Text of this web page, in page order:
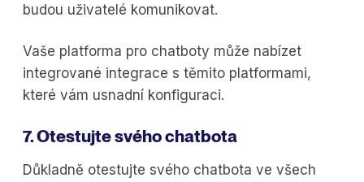
budou uživatelé komunikovat.
Vaše platforma pro chatboty může nabízet
integrované integrace s těmito platformami,
které vám usnadní konfiguraci.
7. Otestujte svého chatbota
Důkladně otestujte svého chatbota ve všech